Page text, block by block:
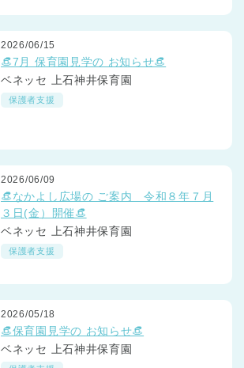
2026/06/15
👒7月 保育園見学の お知らせ👒
ベネッセ 上石神井保育園
保護者支援
2026/06/09
👒なかよし広場の ご案内 令和８年７月
３日(金）開催👒
ベネッセ 上石神井保育園
保護者支援
2026/05/18
👒保育園見学の お知らせ👒
ベネッセ 上石神井保育園